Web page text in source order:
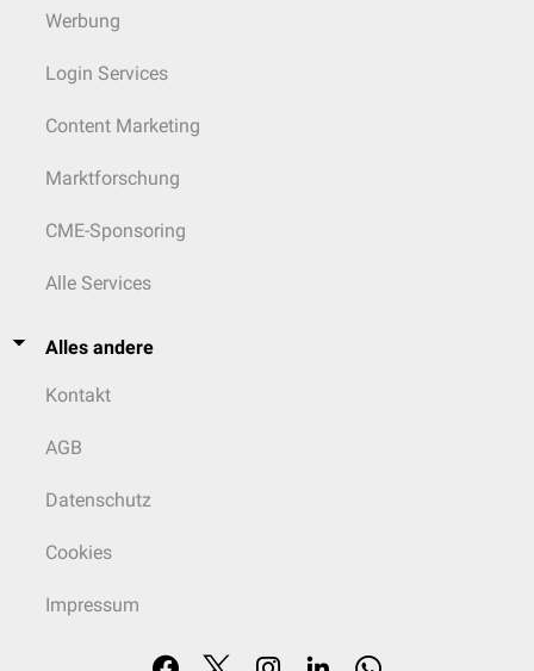
Werbung
Login Services
Content Marketing
Marktforschung
CME-Sponsoring
Alle Services
Alles andere
Kontakt
AGB
Datenschutz
Cookies
Impressum